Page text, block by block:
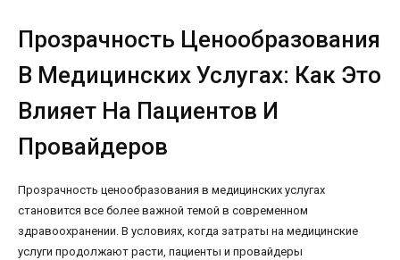
Прозрачность Ценообразования
В Медицинских Услугах: Как Это
Влияет На Пациентов И
Провайдеров
Прозрачность ценообразования в медицинских услугах
становится все более важной темой в современном
здравоохранении. В условиях, когда затраты на медицинские
услуги продолжают расти, пациенты и провайдеры